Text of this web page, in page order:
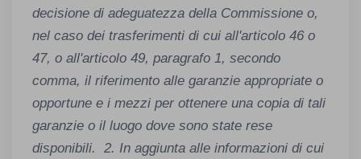
decisione di adeguatezza della Commissione o,
nel caso dei trasferimenti di cui all'articolo 46 o
47, o all'articolo 49, paragrafo 1, secondo
comma, il riferimento alle garanzie appropriate o
opportune e i mezzi per ottenere una copia di tali
garanzie o il luogo dove sono state rese
disponibili. 2. In aggiunta alle informazioni di cui